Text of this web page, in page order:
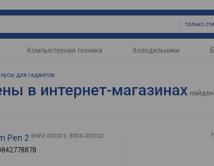
Компьютерная техника Холодильники
для гаджетов
в интернет-магазинах
Pen 2 8WV-00001, 8WX-00002